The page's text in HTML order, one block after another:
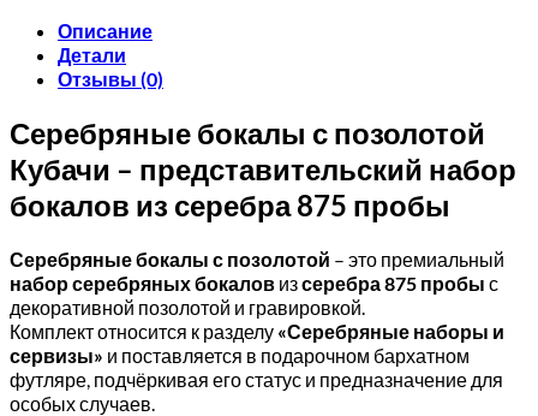
Описание
Детали
Отзывы (0)
Серебряные бокалы с позолотой
Кубачи – представительский набор
бокалов из серебра 875 пробы
Серебряные бокалы с позолотой – это премиальный
набор серебряных бокалов изсеребра 875 пробы с
декоративной позолотой и гравировкой.
Комплект относится к разделу «Серебряные наборы и
сервизы» и поставляется в подарочном бархатном
футляре, подчёркивая его статус и предназначение для
особых случаев.